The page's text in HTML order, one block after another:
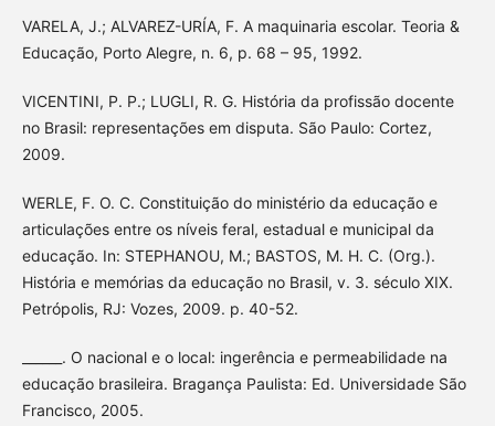
VARELA, J.; ALVAREZ-URÍA, F. A maquinaria escolar. Teoria &
Educação, Porto Alegre, n. 6, p. 68 – 95, 1992.
VICENTINI, P. P.; LUGLI, R. G. História da profissão docente
no Brasil: representações em disputa. São Paulo: Cortez,
2009.
WERLE, F. O. C. Constituição do ministério da educação e
articulações entre os níveis feral, estadual e municipal da
educação. In: STEPHANOU, M.; BASTOS, M. H. C. (Org.).
História e memórias da educação no Brasil, v. 3. século XIX.
Petrópolis, RJ: Vozes, 2009. p. 40-52.
______. O nacional e o local: ingerência e permeabilidade na
educação brasileira. Bragança Paulista: Ed. Universidade São
Francisco, 2005.